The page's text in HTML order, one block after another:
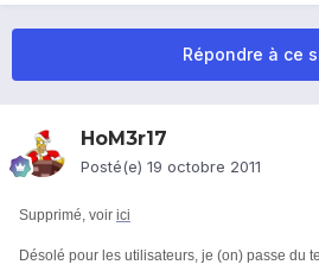
Répondre à ce
HoM3r17
Posté(e) 19 octobre 2011
Supprimé, voir ici
Désolé pour les utilisateurs, je (on) passe du